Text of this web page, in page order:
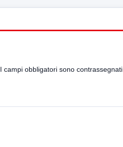
I campi obbligatori sono contrassegnati